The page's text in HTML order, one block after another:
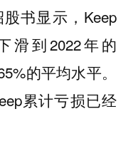
书显示，Keep
滑到2022年的
的平均水平。
累计亏损已经